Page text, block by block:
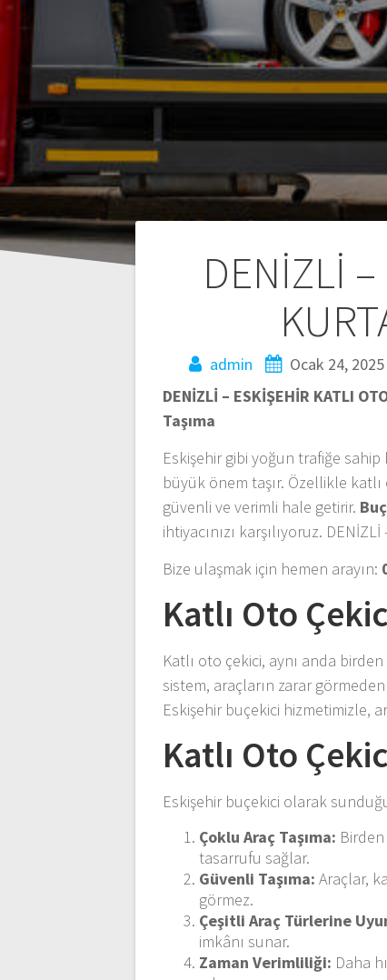
DENİZLİ
admin Ocak 24, 2025
DENİZLİ – ESKİŞEHİR KATLI
Taşıma
Eskişehir gibi yoğun trafiğe
büyük önem taşır. Özellikle
güvenli ve verimli hale getirir.
ihtiyacınızı karşılıyoruz. DENİZLİ
Bize ulaşmak için hemen arayın:
Katlı Oto
Katlı oto çekici, aynı anda
sistem, araçların zarar
Eskişehir buçekici hizmetimizle,
Katlı Oto
Eskişehir buçekici olarak
Çoklu Araç Taşıma:
tasarrufu sağlar.
Güvenli Taşıma: Araçlar,
görmez.
Çeşitli Araç Türlerine
imkânı sunar.
Zaman Verimliliği: Daha
Yazı
gezinmesi